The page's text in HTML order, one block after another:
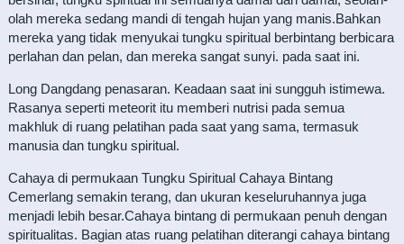
olah mereka sedang mandi di tengah hujan yang manis.Bahkan
mereka yang tidak menyukai tungku spiritual berbintang berbicara
perlahan dan pelan, dan mereka sangat sunyi. pada saat ini.
Long Dangdang penasaran. Keadaan saat ini sungguh istimewa.
Rasanya seperti meteorit itu memberi nutrisi pada semua
makhluk di ruang pelatihan pada saat yang sama, termasuk
manusia dan tungku spiritual.
Cahaya di permukaan Tungku Spiritual Cahaya Bintang
Cemerlang semakin terang, dan ukuran keseluruhannya juga
menjadi lebih besar.Cahaya bintang di permukaan penuh dengan
spiritualitas. Bagian atas ruang pelatihan diterangi cahaya bintang